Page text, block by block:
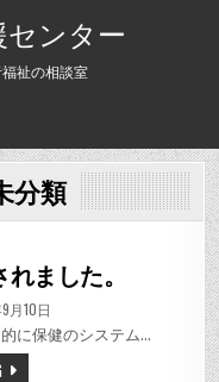
ンター
祉の相談室
分類
ました。
月10日
に保健のシステム…